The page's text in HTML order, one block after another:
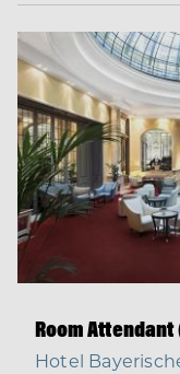
Room
Hotel